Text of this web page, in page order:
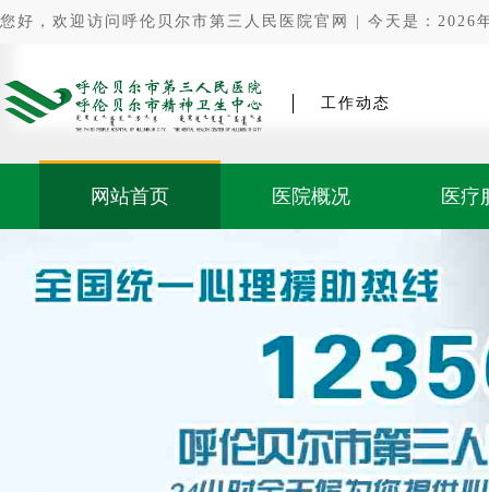
您好，欢迎访问呼伦贝尔市第三人民医院官网 | 今天是：2026
工作动态
网站首页 医院概况 医疗